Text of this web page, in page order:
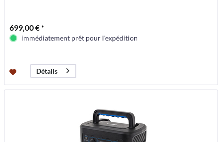
699,00 € *
immédiatement prêt pour l'expédition
Détails